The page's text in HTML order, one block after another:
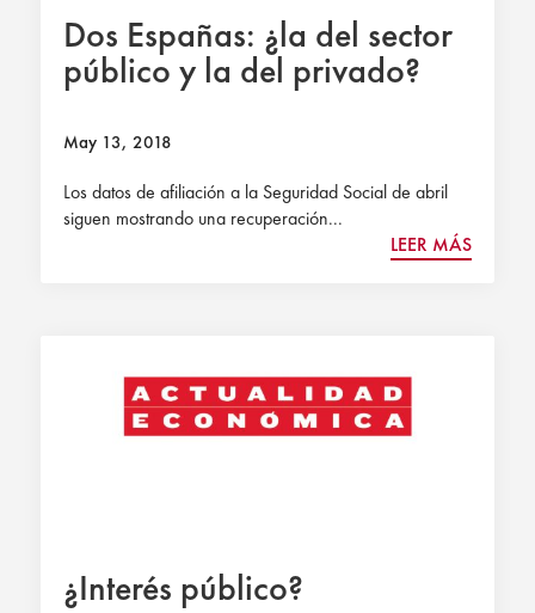
Dos Españas: ¿la del sector
público y la del privado?
May 13, 2018
Los datos de afiliación a la Seguridad Social de abril
siguen mostrando una recuperación...
LEER MÁS
¿Interés público?